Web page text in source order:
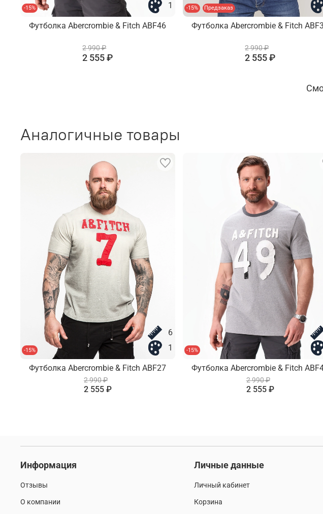
-15%
1
Футболка Abercrombie & Fitch ABF46
2 990 ₽
2 555 ₽
-15% Предзаказ
Футболка Abercrombie & Fitch
2 990 ₽
2 555 ₽
Аналогичные товары
-15%
6
1
Футболка Abercrombie & Fitch ABF27
2 990 ₽
2 555 ₽
-15%
Футболка Abercrombie & Fitch
2 990 ₽
2 555 ₽
Информация
Отзывы
О компании
Личные данные
Личный кабинет
Корзина